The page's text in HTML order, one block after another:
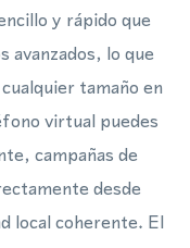
y rápido que
avanzados, lo que
tamaño en
virtual puedes
campañas de
desde
local coherente. El